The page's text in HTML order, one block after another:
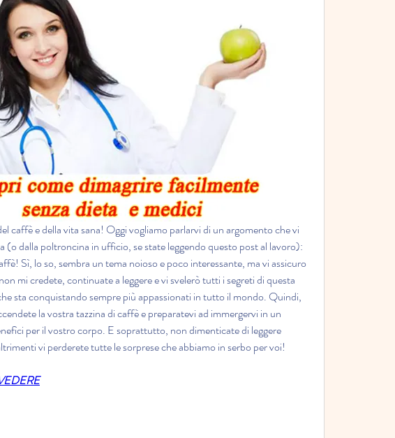
caffè e della vita sana! Oggi vogliamo parlarvi di un argomento che vi
(o dalla poltroncina in ufficio, se state leggendo questo post al lavoro):
Sì, lo so, sembra un tema noioso e poco interessante, ma vi assicuro
mi credete, continuate a leggere e vi svelerò tutti i segreti di questa
sta conquistando sempre più appassionati in tutto il mondo. Quindi,
la vostra tazzina di caffè e preparatevi ad immergervi in un
per il vostro corpo. E soprattutto, non dimenticate di leggere
vi perderete tutte le sorprese che abbiamo in serbo per voi!